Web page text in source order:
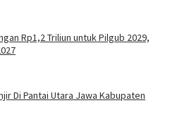
Rp1,2 Triliun untuk Pilgub 2029,
Di Pantai Utara Jawa Kabupaten